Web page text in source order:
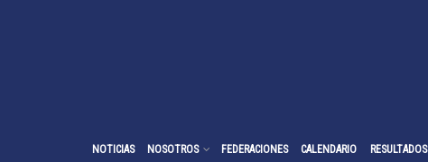
NOTICIAS NOSOTROS FEDERACIONES CALENDARIO RESULTADOS